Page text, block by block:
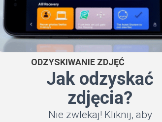
ODZYSKIWANIE ZDJĘĆ
Jak odzyskać
zdjęcia?
Nie zwlekaj! Kliknij, aby